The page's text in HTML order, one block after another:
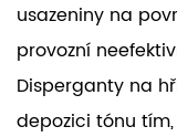
usazeniny na
provozní
Disperganty na
depozici tónu